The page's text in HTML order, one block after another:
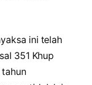
ini telah
351 Khup